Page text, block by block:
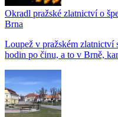
Okradl pražské zlatnictví o
Brna
Loupež v pražském zlatnictví
hodin po činu, a to v Brně,